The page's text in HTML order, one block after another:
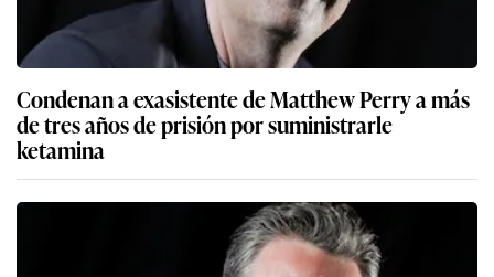
Condenan a exasistente de Matthew Perry a más
de tres años de prisión por suministrarle
ketamina